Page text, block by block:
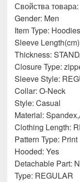
Свойства товара:
Gender: Men
Item Type: Hoodies
Sleeve
Thickness:
Closure Type:
Sleeve Style:
Collar: O-Neck
Style: Casual
Material:
Clothing Length:
Pattern Type: Print
Hooded: Yes
Detachable Part:
Type: REGULAR